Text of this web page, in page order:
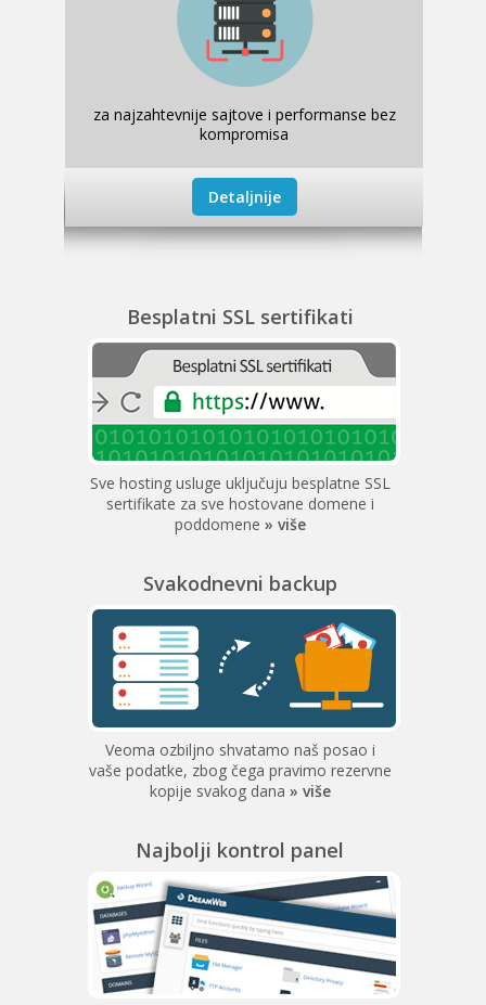
za najzahtevnije sajtove i performanse bez
kompromisa
Detaljnije
Besplatni SSL sertifikati
Sve hosting usluge uključuju besplatne SSL
sertifikate za sve hostovane domene i
poddomene » više
Svakodnevni backup
Veoma ozbiljno shvatamo naš posao i
vaše podatke, zbog čega pravimo rezervne
kopije svakog dana » više
Najbolji kontrol panel